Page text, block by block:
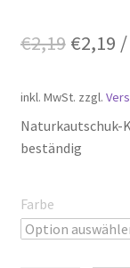
€2,19
war:
€2,19
€2,19
inkl. MwSt. zzgl.
Naturkautschuk-
beständig
Farbe